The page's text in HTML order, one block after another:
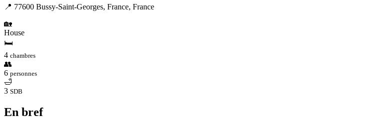
📍 77600 Bussy-Saint-Georges, France, France
🏡
House
🛏
4 chambres
👥
6 personnes
🛁
3 SDB
En bref